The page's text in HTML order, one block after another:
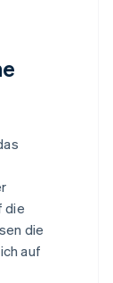
die
die
auf